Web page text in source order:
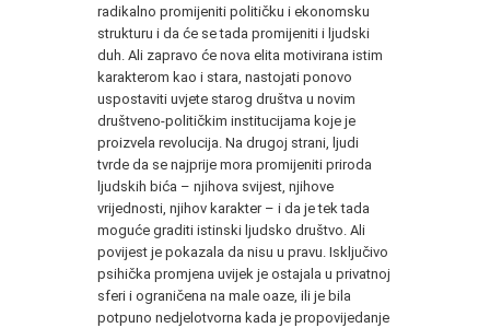
radikalno promijeniti političku i ekonomsku
strukturu i da će se tada promijeniti i ljudski
duh. Ali zapravo će nova elita motivirana istim
karakterom kao i stara, nastojati ponovo
uspostaviti uvjete starog društva u novim
društveno-političkim institucijama koje je
proizvela revolucija. Na drugoj strani, ljudi
tvrde da se najprije mora promijeniti priroda
ljudskih bića – njihova svijest, njihove
vrijednosti, njihov karakter – i da je tek tada
moguće graditi istinski ljudsko društvo. Ali
povijest je pokazala da nisu u pravu. Isključivo
psihička promjena uvijek je ostajala u privatnoj
sferi i ograničena na male oaze, ili je bila
potpuno nedjelotvorna kada je propovijedanje